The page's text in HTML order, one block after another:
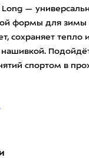
—
формы для зимы
сохраняет тепло
спортом в